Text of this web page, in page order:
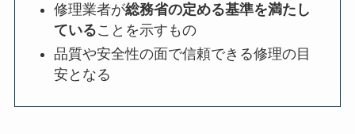
修理業者が総務省の定める基準を満たし
ていることを示すもの
品質や安全性の面で信頼できる修理の目
安となる